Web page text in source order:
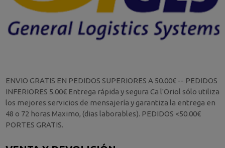
ENVIO GRATIS EN PEDIDOS SUPERIORES A 50.00€ -- PEDIDOS
INFERIORES 5.00€ Entrega rápida y segura Ca l'Oriol sólo utiliza
los mejores servicios de mensajería y garantiza la entrega en
48 o 72 horas Maximo, (dias laborables). PEDIDOS <50.00€
PORTES GRATIS.